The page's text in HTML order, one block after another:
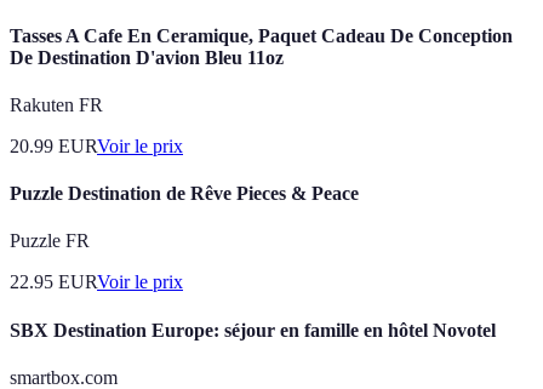
Tasses A Cafe En Ceramique, Paquet Cadeau De Conception
De Destination D'avion Bleu 11oz
Rakuten FR
20.99 EURVoir le prix
Puzzle Destination de Rêve Pieces & Peace
Puzzle FR
22.95 EURVoir le prix
SBX Destination Europe: séjour en famille en hôtel Novotel
smartbox.com